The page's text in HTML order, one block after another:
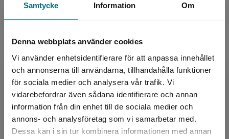
Samtycke Information Om
Denna webbplats använder cookies
Vi använder enhetsidentifierare för att anpassa innehållet
och annonserna till användarna, tillhandahålla funktioner
för sociala medier och analysera vår trafik. Vi
vidarebefordrar även sådana identifierare och annan
information från din enhet till de sociala medier och
annons- och analysföretag som vi samarbetar med.
Dessa kan i sin tur kombinera informationen med annan
Begränsad fraktregion
Artikelnummer:
47413-EB01
Upphovspersoner